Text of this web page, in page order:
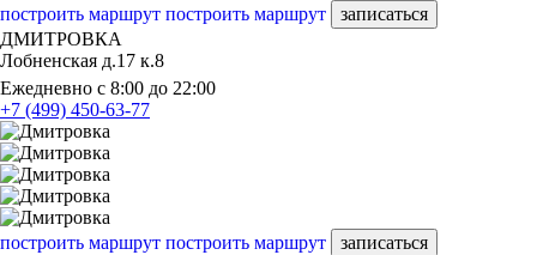
построить маршрут построить маршрут
записаться
ДМИТРОВКА
Лобненская д.17 к.8
Ежедневно с 8:00 до 22:00
+7 (499) 450-63-77
построить маршрут построить маршрут
записаться